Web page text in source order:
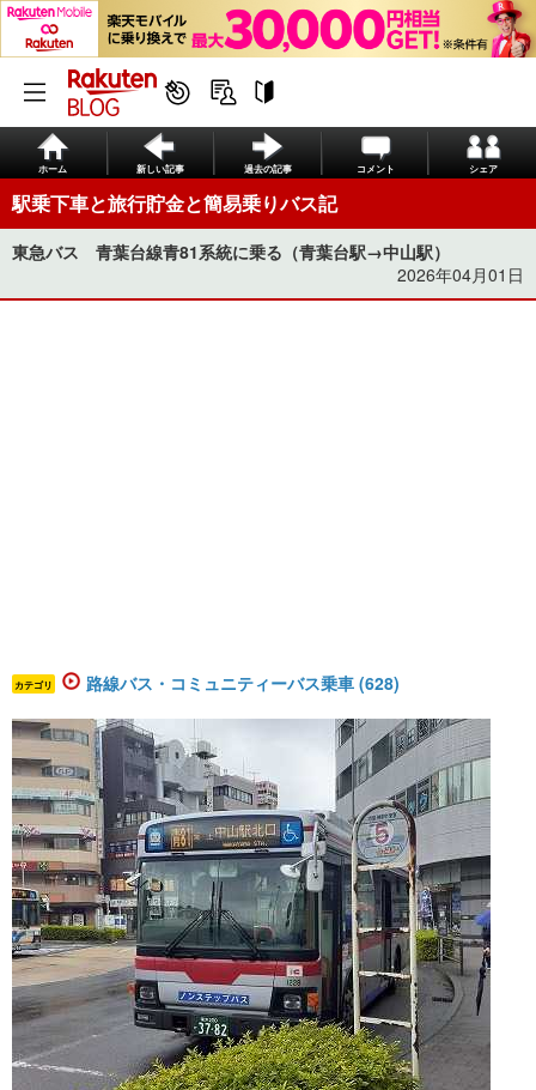
ホーム 新しい記事 過去の記事 コメント シェア
駅乗下車と旅行貯金と簡易乗りバス記
東急バス 青葉台線青81系統に乗る（青葉台駅→中山駅）
2026年04月01日
カテゴリ 路線バス・コミュニティーバス乗車 (628)